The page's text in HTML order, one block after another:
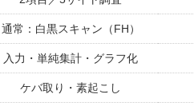
通常：白黒スキャン（FH）
入力・単純集計・グラフ化
ケバ取り・素起こし